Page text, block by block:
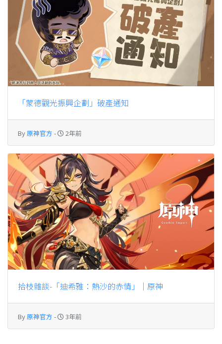
「蒙德觀光振興企劃」破產通知
By 原神官方 - 2年前
拾枝雜談-「迪希雅：熱沙的赤情」｜原神
By 原神官方 - 3年前